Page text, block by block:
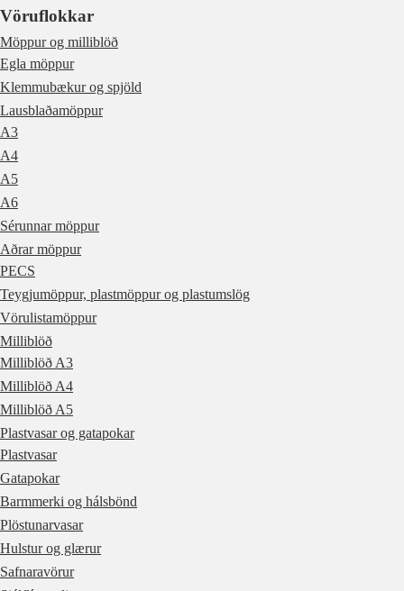
Vöruflokkar
Möppur og milliblöð
Egla möppur
Klemmubækur og spjöld
Lausblaðamöppur
A3
A4
A5
A6
Sérunnar möppur
Aðrar möppur
PECS
Teygjumöppur, plastmöppur og plastumslög
Vörulistamöppur
Milliblöð
Milliblöð A3
Milliblöð A4
Milliblöð A5
Plastvasar og gatapokar
Plastvasar
Gatapokar
Barmmerki og hálsbönd
Plöstunarvasar
Hulstur og glærur
Safnaravörur